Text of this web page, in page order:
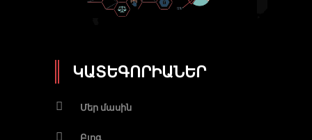
ԿԱՏԵԳՈՐԻԱՆԵՐ
Մեր մասին
Բլոգ